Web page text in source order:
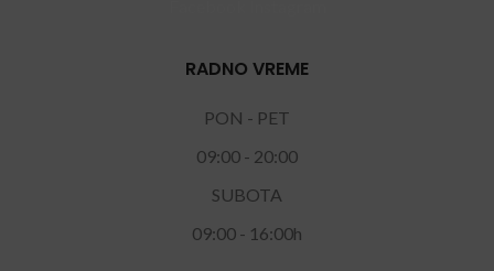
RADNO VREME
PON - PET
09:00 - 20:00
SUBOTA
09:00 - 16:00h